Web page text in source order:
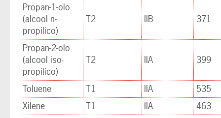
Propan-1-olo
(alcool n-
propilico)
T2 IIB 371
Propan-2-olo
(alcool iso-
propilico)
T2 IIA 399
Toluene T1 IIA
535
Xilene
T1 IIA 463